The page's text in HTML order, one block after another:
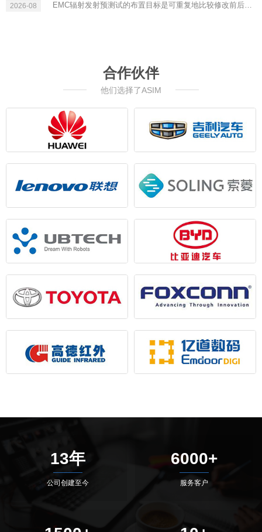
2026-08 EMC辐射发射预测试的布置目标是可重复地比较修改前后，而不是在普通房间里复刻正式暗室数值。天线距离、极化、样机...
合作伙伴
他们选择了ASIM
13年
公司创建至今
6000+
服务客户